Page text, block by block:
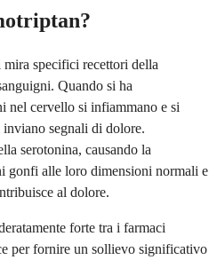
specifici recettori della
Quando si ha
nel cervello si infiammano e si
segnali di dolore.
serotonina, causando la
gonfi alle loro dimensioni normali e
al dolore.
forte tra i farmaci
per fornire un sollievo significativo